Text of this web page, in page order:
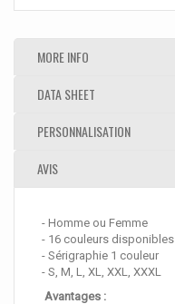
MORE INFO
DATA SHEET
PERSONNALISATION
AVIS
- Homme ou Femme
- 16 couleurs disponibles
- Sérigraphie 1 couleur
- S, M, L, XL, XXL, XXXL
Avantages :